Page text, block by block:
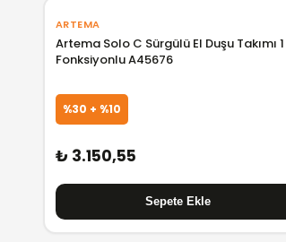
ARTEMA
Artema Solo C Sürgülü El Duşu Takımı 1
Fonksiyonlu A45676
%30 + %10
₺ 3.150,55